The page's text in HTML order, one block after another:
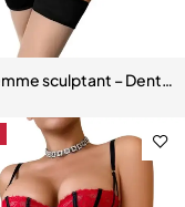
en polyester,
sculptant –